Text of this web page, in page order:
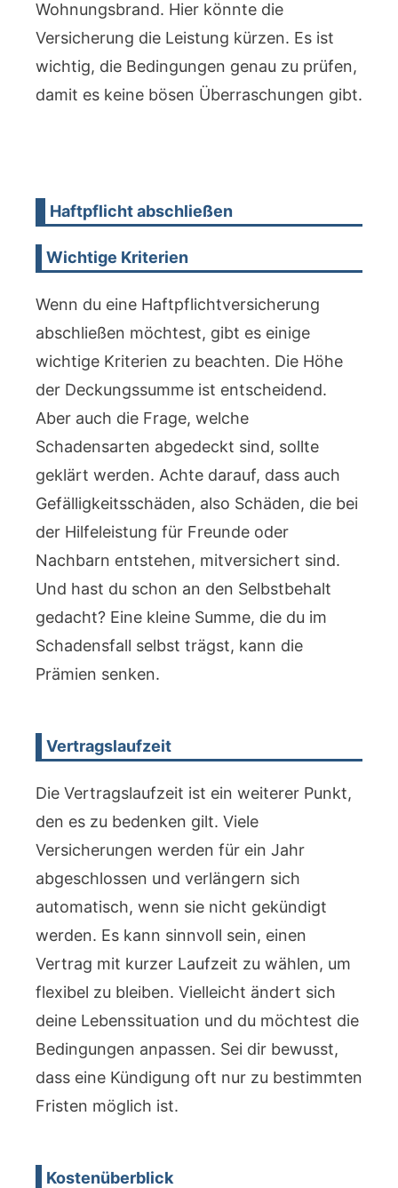
Wohnungsbrand. Hier könnte die
Versicherung die Leistung kürzen. Es ist
wichtig, die Bedingungen genau zu prüfen,
damit es keine bösen Überraschungen gibt.
Haftpflicht abschließen
Wichtige Kriterien
Wenn du eine Haftpflichtversicherung
abschließen möchtest, gibt es einige
wichtige Kriterien zu beachten. Die Höhe
der Deckungssumme ist entscheidend.
Aber auch die Frage, welche
Schadensarten abgedeckt sind, sollte
geklärt werden. Achte darauf, dass auch
Gefälligkeitsschäden, also Schäden, die bei
der Hilfeleistung für Freunde oder
Nachbarn entstehen, mitversichert sind.
Und hast du schon an den Selbstbehalt
gedacht? Eine kleine Summe, die du im
Schadensfall selbst trägst, kann die
Prämien senken.
Vertragslaufzeit
Die Vertragslaufzeit ist ein weiterer Punkt,
den es zu bedenken gilt. Viele
Versicherungen werden für ein Jahr
abgeschlossen und verlängern sich
automatisch, wenn sie nicht gekündigt
werden. Es kann sinnvoll sein, einen
Vertrag mit kurzer Laufzeit zu wählen, um
flexibel zu bleiben. Vielleicht ändert sich
deine Lebenssituation und du möchtest die
Bedingungen anpassen. Sei dir bewusst,
dass eine Kündigung oft nur zu bestimmten
Fristen möglich ist.
Kostenüberblick